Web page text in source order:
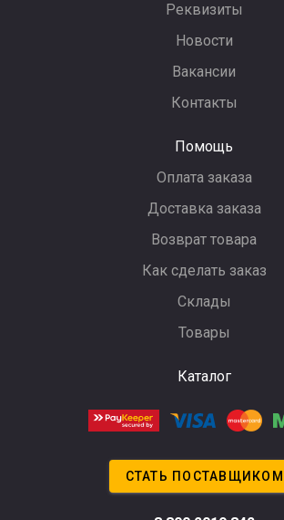
Реквизиты
Новости
Вакансии
Контакты
Помощь
Оплата заказа
Доставка заказа
Возврат товара
Как сделать заказ
Склады
Товары
Каталог
СТАТЬ ПОСТАВЩИКОМ